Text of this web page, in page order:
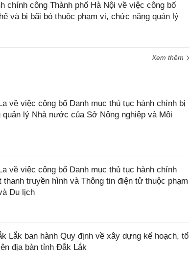
chính công Thành phố Hà Nội về việc công bố
và bị bãi bỏ thuộc phạm vi, chức năng quản lý
Xem thêm
về việc công bố Danh mục thủ tục hành chính bị
lý Nhà nước của Sở Nông nghiệp và Môi
về việc công bố Danh mục thủ tục hành chính
truyền hình và Thông tin điện tử thuộc phạm
Du lịch
Lắk ban hành Quy định về xây dựng kế hoạch, tổ
địa bàn tỉnh Đắk Lắk